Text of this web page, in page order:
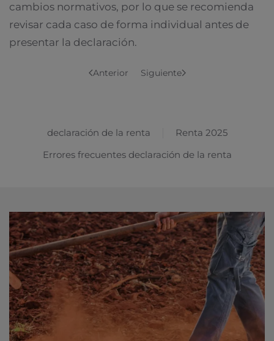
cambios normativos, por lo que se recomienda
revisar cada caso de forma individual antes de
presentar la declaración.
Anterior Siguiente
declaración de la renta
Renta 2025
Errores frecuentes declaración de la renta